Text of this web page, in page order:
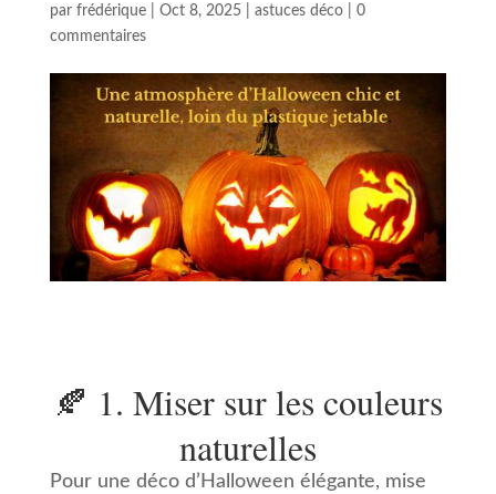
par frédérique| Oct 8, 2025| astuces déco| 0
commentaires
🍂 1. Miser sur les couleurs
naturelles
Pour une déco d’Halloween élégante, mise